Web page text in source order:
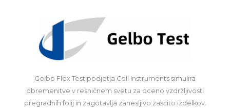
Gelbo Flex Test podjetja Cell Instruments simulira
obremenitve v resničnem svetu za oceno vzdržljivosti
pregradnih folij in zagotavlja zanesljivo zaščito izdelkov.